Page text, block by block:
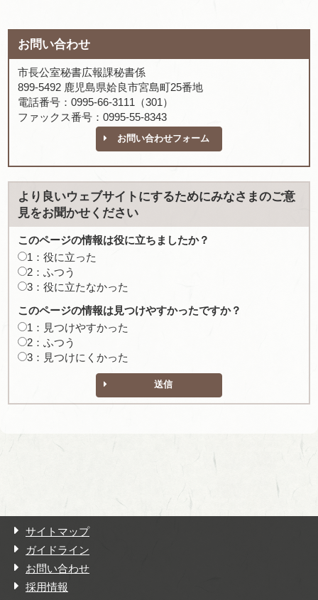
お問い合わせ
市長公室秘書広報課秘書係
899-5492 鹿児島県姶良市宮島町25番地
電話番号：0995-66-3111（301）
ファックス番号：0995-55-8343
お問い合わせフォーム
より良いウェブサイトにするためにみなさまのご意
見をお聞かせください
このページの情報は役に立ちましたか？
1：役に立った
2：ふつう
3：役に立たなかった
このページの情報は見つけやすかったですか？
1：見つけやすかった
2：ふつう
3：見つけにくかった
送信
サイトマップ
ガイドライン
お問い合わせ
採用情報